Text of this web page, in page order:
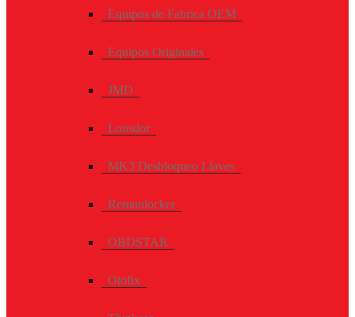
Equipos de Fabrica OEM
Equipos Originales
JMD
Lonsdor
MK3 Desbloqueo Llaves
Remunlocker
OBDSTAR
Otofix